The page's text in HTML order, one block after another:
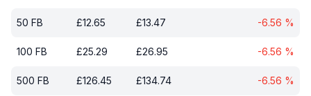
50 FB £12.65 £13.47 -6.56 %
100 FB £25.29 £26.95 -6.56 %
500 FB £126.45 £134.74 -6.56 %